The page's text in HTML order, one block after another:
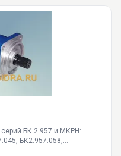
БК 2.957 и МКРН:
БК2.957.058,